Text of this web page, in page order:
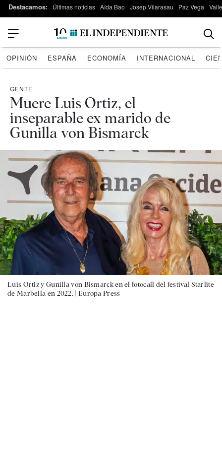
Destacamos: Últimas noticias Aída Bao Josep Vilarasau Paz Vega
OPINIÓN ESPAÑA ECONOMÍA INTERNACIONAL
GENTE
Muere Luis Ortiz, el
inseparable ex marido de
Gunilla von Bismarck
Luis Ortiz y Gunilla von Bismarck en el fotocall del festival Starlite
de Marbella en 2022. | Europa Press